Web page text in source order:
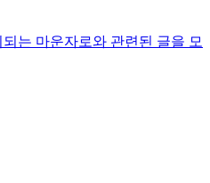
는 마운자로와 관련된 글을 모